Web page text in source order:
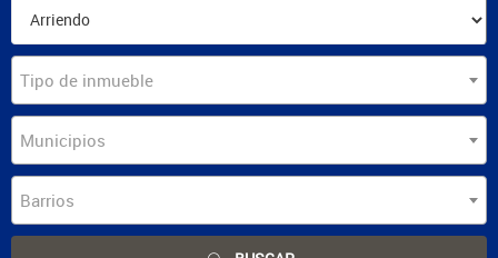
Tipo de inmueble
Municipios
Barrios